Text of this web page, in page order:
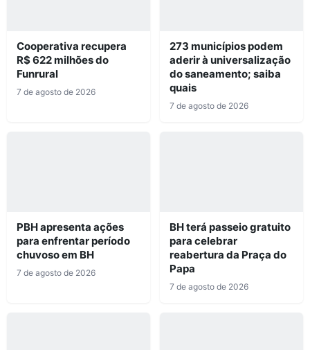
Cooperativa recupera
R$ 622 milhões do
Funrural
7 de agosto de 2026
273 municípios podem
aderir à universalização
do saneamento; saiba
quais
7 de agosto de 2026
PBH apresenta ações
para enfrentar período
chuvoso em BH
7 de agosto de 2026
BH terá passeio gratuito
para celebrar
reabertura da Praça do
Papa
7 de agosto de 2026